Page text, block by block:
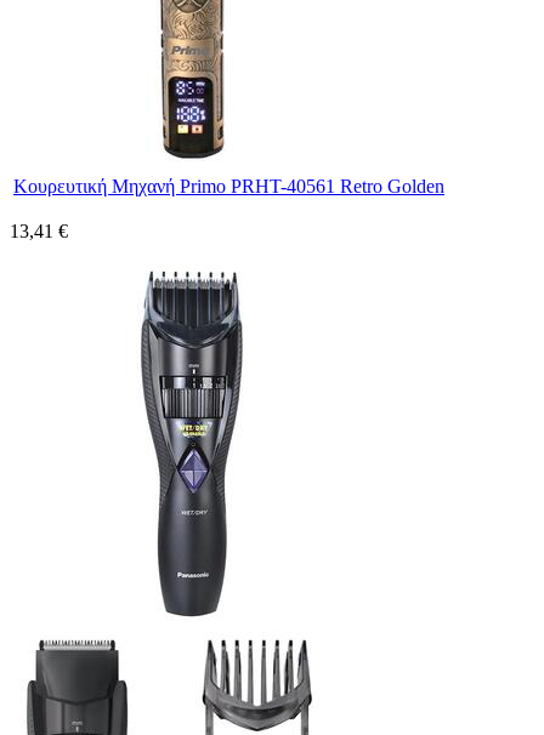
Κουρευτική Μηχανή Primo PRΗΤ-40561 Retro Golden
13,41 €